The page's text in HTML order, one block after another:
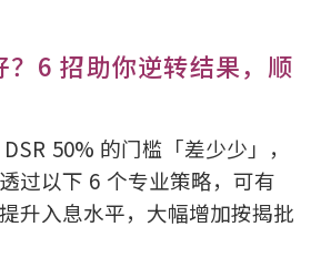
？6 招助你逆转结果，顺
50% 的门槛「差少少」，
过以下 6 个专业策略，可有
升入息水平，大幅增加按揭批